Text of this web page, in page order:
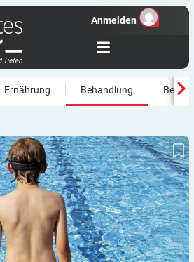
Anmelden
Ernährung Behandlung
Wunde versorgen, Notruf absetzen